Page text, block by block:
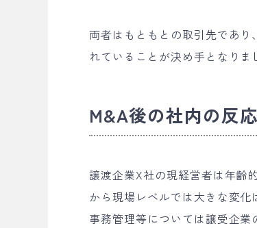
両者はもともとの取引先であ
れていることが決め手となりま
M&A後の社内の反
譲渡企業X社の現経営者は年齢
から現場レベルでは大きな変化
事務管理等については譲受企業